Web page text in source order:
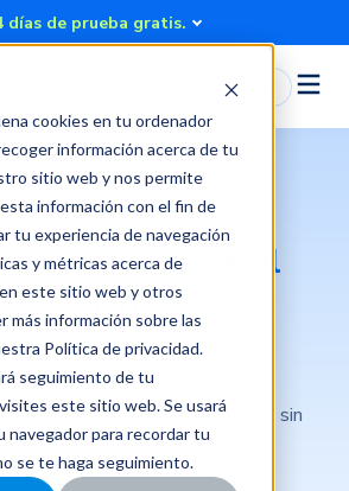
cookies en tu ordenador
información acerca de tu
sitio web y nos permite
información con el fin de
tu experiencia de navegación
y métricas acerca de
este sitio web y otros
más información sobre las
Política de privacidad.
seguimiento de tu
este sitio web. Se usará
navegador para recordar tu
se te haga seguimiento.
días de prueba gratis.
Iniciar Sesión
para ti,control
clientes
financiera de Rindegastos a tu
tu oferta con una
y flexible que se integra sin
clientes ya usan.